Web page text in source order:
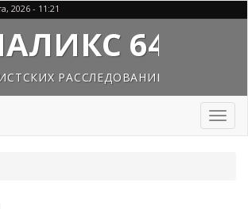
2026 - 11:21
64
РАССЛЕДОВАНИЙ
Toggle